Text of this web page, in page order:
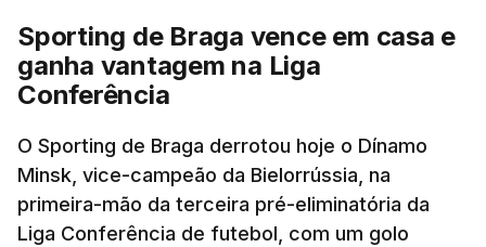
Sporting de Braga vence em casa e
ganha vantagem na Liga
Conferência
O Sporting de Braga derrotou hoje o Dínamo
Minsk, vice-campeão da Bielorrússia, na
primeira-mão da terceira pré-eliminatória da
Liga Conferência de futebol, com um golo